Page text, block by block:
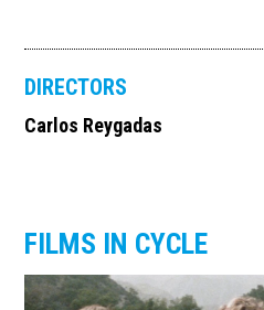
DIRECTORS
Carlos Reygadas
FILMS IN CYCLE